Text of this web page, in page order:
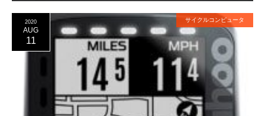
2020
AUG
11
サイクルコンピュータ